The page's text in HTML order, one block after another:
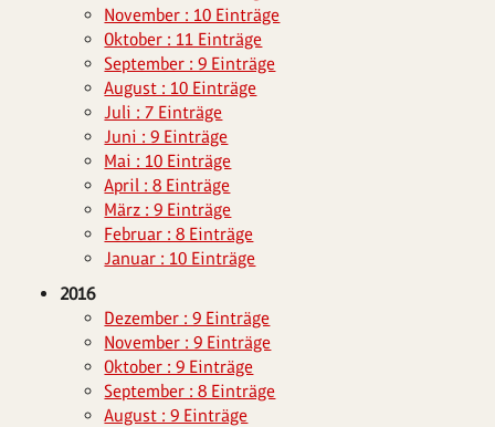
November : 10 Einträge
Oktober : 11 Einträge
September : 9 Einträge
August : 10 Einträge
Juli : 7 Einträge
Juni : 9 Einträge
Mai : 10 Einträge
April : 8 Einträge
März : 9 Einträge
Februar : 8 Einträge
Januar : 10 Einträge
2016
Dezember : 9 Einträge
November : 9 Einträge
Oktober : 9 Einträge
September : 8 Einträge
August : 9 Einträge